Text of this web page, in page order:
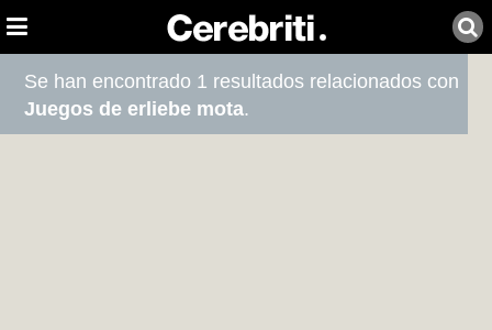
Se han encontrado 1 resultados relacionados con
Juegos de erliebe mota.